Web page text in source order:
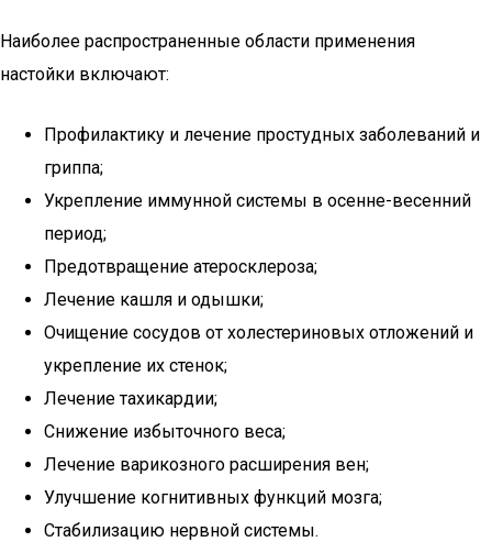
Наиболее распространенные области применения
настойки включают:
Профилактику и лечение простудных заболеваний и
гриппа;
Укрепление иммунной системы в осенне-весенний
период;
Предотвращение атеросклероза;
Лечение кашля и одышки;
Очищение сосудов от холестериновых отложений и
укрепление их стенок;
Лечение тахикардии;
Снижение избыточного веса;
Лечение варикозного расширения вен;
Улучшение когнитивных функций мозга;
Стабилизацию нервной системы.